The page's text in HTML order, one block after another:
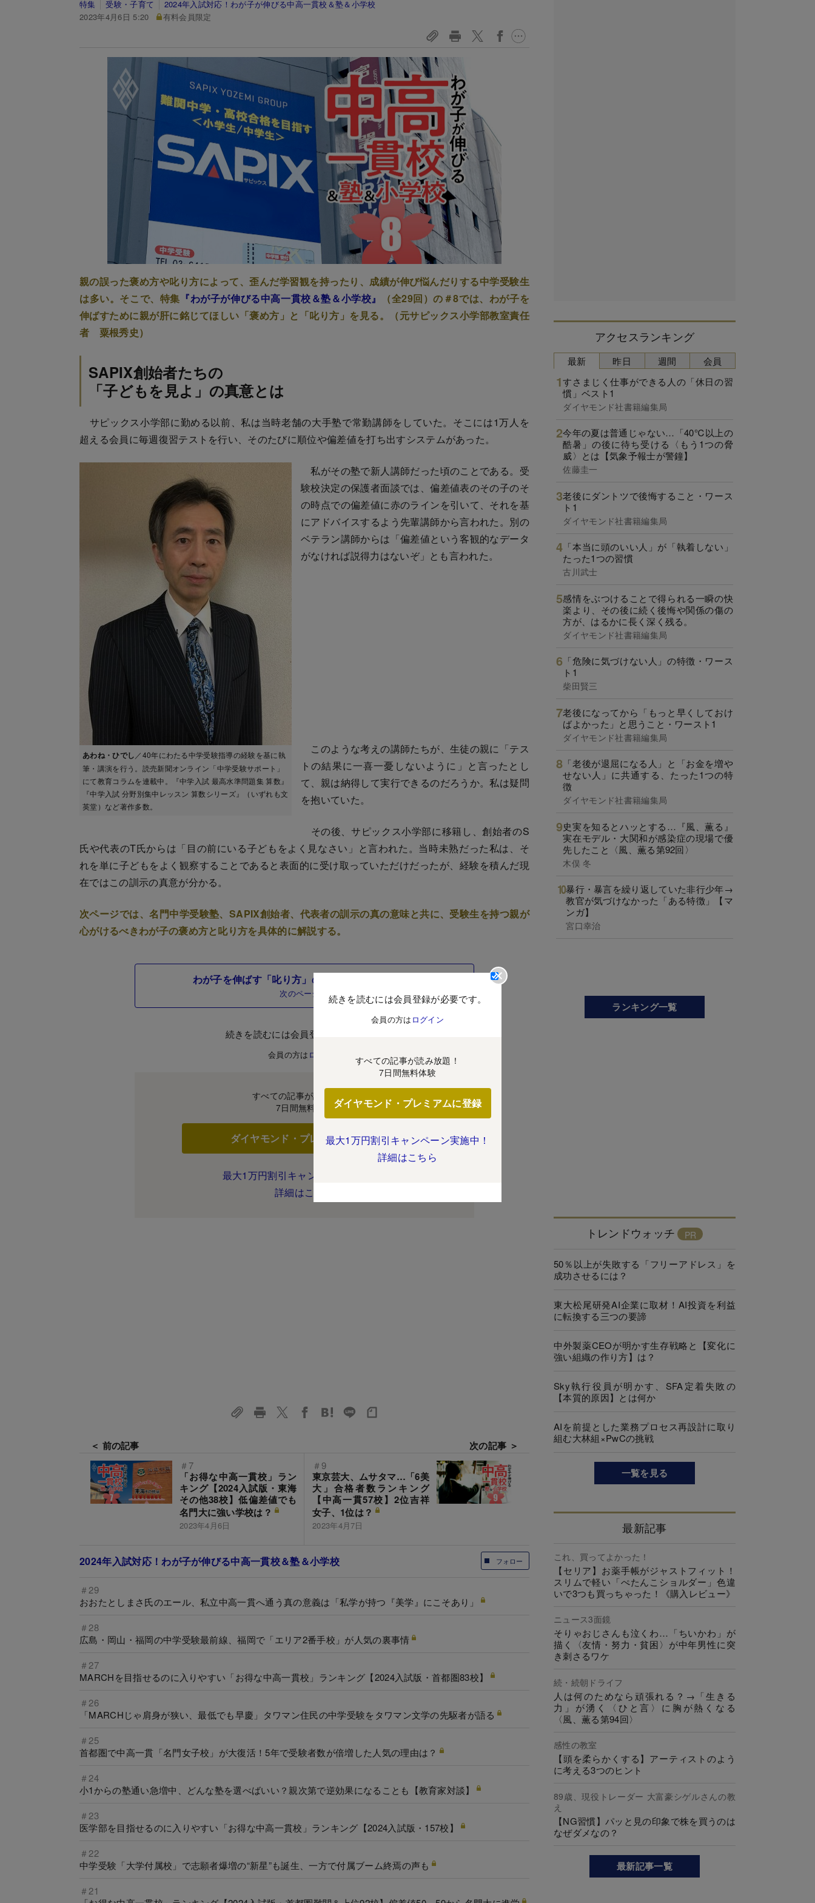
特集 受験・子育て
2024年入試対応！わが子が伸びる中高一貫校＆塾＆小学校
2023年4月6日 5:20
有料会員限定
親の誤った褒め方や叱り方によって、歪んだ学習観を持ったり、成績が伸び悩んだりする中学受験生
は多い。そこで、特集 『わが子が伸びる中高一貫校＆塾＆小学校』
（全29回）の＃8では、わが子を
伸ばすために親が肝に銘じてほしい「褒め方」と「叱り方」を見る。（元サピックス小学部教室責任
者 粟根秀史）
SAPIX創始者たちの
「子どもを見よ」の真意とは
サピックス小学部に勤める以前、私は当時老舗の大手塾で常勤講師をしていた。そこには1万人を
超える会員に毎週復習テストを行い、そのたびに順位や偏差値を打ち出すシステムがあった。
あわね・ひでし ／40年にわたる中学受験指導の経験を基に執
筆・講演を行う。読売新聞オンライン「中学受験サポート」
にて教育コラムを連載中。『中学入試 最高水準問題集 算数』
『中学入試 分野別集中レッスン 算数シリーズ』（いずれも文
英堂）など著作多数。
私がその塾で新人講師だった頃のことである。受
験校決定の保護者面談では、偏差値表のその子のそ
の時点での偏差値に赤のラインを引いて、それを基
にアドバイスするよう先輩講師から言われた。別の
ベテラン講師からは「偏差値という客観的なデータ
がなければ説得力はないぞ」とも言われた。
このような考えの講師たちが、生徒の親に「テス
トの結果に一喜一憂しないように」と言ったとし
て、親は納得して実行できるのだろうか。私は疑問
を抱いていた。
その後、サピックス小学部に移籍し、創始者のS
氏や代表のT氏からは「目の前にいる子どもをよく見なさい」と言われた。当時未熟だった私は、そ
れを単に子どもをよく観察することであると表面的に受け取っていただけだったが、経験を積んだ現
在ではこの訓示の真意が分かる。
次ページでは、名門中学受験塾、SAPIX創始者、代表者の訓示の真の意味と共に、受験生を持つ親が
心がけるべきわが子の褒め方と叱り方を具体的に解説する。
わが子を伸ばす「叱り方」の3つのポイントとは？
次のページ
続きを読むには会員登録が必要です。
会員の方は ログイン
すべての記事が読み放題！
7日間無料体験
ダイヤモンド・プレミアムに登録
最大1万円割引キャンペーン実施中！
詳細はこちら
続きを読むには会員登録が必要です。
会員の方は ログイン
すべての記事が読み放題！
7日間無料体験
ダイヤモンド・プレミアムに登録
最大1万円割引キャンペーン実施中！
詳細はこちら
＜ 前の記事
＃7
「お得な中高一貫校」ラン
キング【2024入試版・東海
その他38校】低偏差値でも
名門大に強い学校は？
2023年4月6日
次の記事 ＞
＃9
東京芸大、ムサタマ…「6美
大」合格者数ランキング
【中高一貫57校】2位吉祥
女子、1位は？
2023年4月7日
フォロー
2024年入試対応！わが子が伸びる中高一貫校＆塾＆小学校
＃29
おおたとしまさ氏のエール、私立中高一貫へ通う真の意義は「私学が持つ『美学』にこそあり」
＃28
広島・岡山・福岡の中学受験最前線、福岡で「エリア2番手校」が人気の裏事情
＃27
MARCHを目指せるのに入りやすい「お得な中高一貫校」ランキング【2024入試版・首都圏83校】
＃26
「MARCHじゃ肩身が狭い、最低でも早慶」タワマン住民の中学受験をタワマン文学の先駆者が語る
＃25
首都圏で中高一貫「名門女子校」が大復活！5年で受験者数が倍増した人気の理由は？
＃24
小1からの塾通い急増中、どんな塾を選べばいい？親次第で逆効果になることも【教育家対談】
＃23
医学部を目指せるのに入りやすい「お得な中高一貫校」ランキング【2024入試版・157校】
＃22
中学受験「大学付属校」で志願者爆増の“新星”も誕生、一方で付属ブーム終焉の声も
＃21
アクセスランキング
最新
すさまじく仕事ができる人の「休日の習
慣」ベスト1
ダイヤモンド社書籍編集局
今年の夏は普通じゃない…「40℃以上の
酷暑」の後に待ち受ける〈もう1つの脅
威〉とは【気象予報士が警鐘】
佐藤圭一
老後にダントツで後悔すること・ワース
ト1
ダイヤモンド社書籍編集局
「本当に頭のいい人」が「執着しない」
たった1つの習慣
古川武士
感情をぶつけることで得られる一瞬の快
楽より、その後に続く後悔や関係の傷の
方が、はるかに長く深く残る。
ダイヤモンド社書籍編集局
「危険に気づけない人」の特徴・ワース
ト1
柴田賢三
老後になってから「もっと早くしておけ
ばよかった」と思うこと・ワースト1
ダイヤモンド社書籍編集局
「老後が退屈になる人」と「お金を増や
せない人」に共通する、たった1つの特
徴
ダイヤモンド社書籍編集局
史実を知るとハッとする…『風、薫る』
実在モデル・大関和が感染症の現場で優
先したこと〈風、薫る第92回〉
木俣 冬
暴行・暴言を繰り返していた非行少年→
教官が気づけなかった「ある特徴」【マ
ンガ】
宮口幸治
昨日 週間 会員
ランキング一覧
トレンドウォッチ
50％以上が失敗する「フリーアドレス」を
成功させるには？
東大松尾研発AI企業に取材！AI投資を利益
に転換する三つの要諦
中外製薬CEOが明かす生存戦略と【変化に
強い組織の作り方】は？
Sky執行役員が明かす、SFA定着失敗の
【本質的原因】とは何か
AIを前提とした業務プロセス再設計に取り
組む大林組×PwCの挑戦
一覧を見る
最新記事
これ、買ってよかった！
【セリア】お薬手帳がジャストフィット！
スリムで軽い「ぺたんこショルダー」色違
いで3つも買っちゃった！《購入レビュー》
ニュース3面鏡
そりゃおじさんも泣くわ…「ちいかわ」が
描く〈友情・努力・貧困〉が中年男性に突
き刺さるワケ
続・続朝ドライフ
人は何のためなら頑張れる？→「生きる
力」が湧く〈ひと言〉に胸が熱くなる
〈風、薫る第94回〉
感性の教室
【頭を柔らかくする】アーティストのよう
に考える3つのヒント
89歳、現役トレーダー 大富豪シゲルさんの教
え
【NG習慣】パッと見の印象で株を買うのは
なぜダメなの？
最新記事一覧